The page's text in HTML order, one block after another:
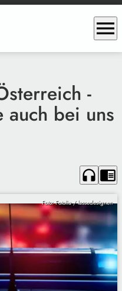
menu
-
bei uns
headphones chrome_reader_mode
Foto: Fotolia / lassedesignen